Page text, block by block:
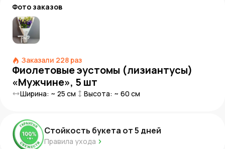
Фото заказов
Заказали 228 раз
Фиолетовые эустомы (лизиантусы)
«Мужчине», 5 шт
Ширина: ~ 25 см Высота: ~ 60 см
Стойкость букета от5 дней
Правила ухода